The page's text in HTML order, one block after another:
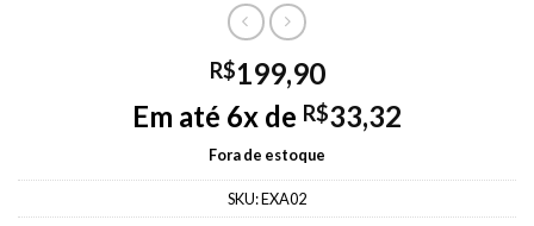
R$199,90
Em até 6x de R$33,32
Fora de estoque
SKU:EXA02